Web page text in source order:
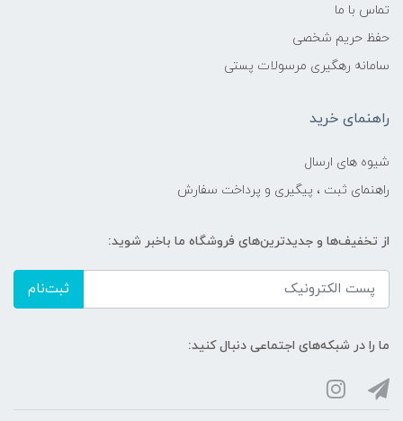
تماس با ما
حفظ حریم شخصی
سامانه رهگیری مرسولات پستی
راهنمای خرید
شیوه های ارسال
راهنمای ثبت ، پیگیری و پرداخت سفارش
از تخفیف‌ها و جدیدترین‌های فروشگاه ما باخبر شوید:
ثبت‌نام
ما را در شبکه‌های اجتماعی دنبال کنید: